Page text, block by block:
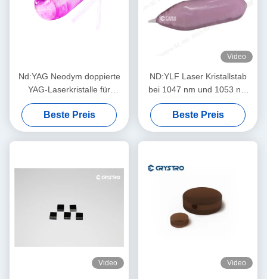
Nd:YAG Neodym doppierte
YAG-Laserkristalle für
Hochleistungs-
Festkörperlasersysteme
Beste Preis
Video
ND:YLF Laser Kristallstab
bei 1047 nm und 1053 nm
verwendet
Beste Preis
Video Video